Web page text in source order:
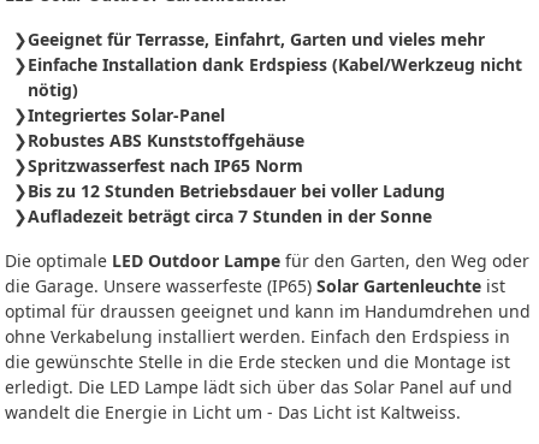
Geeignet für Terrasse, Einfahrt, Garten und vieles mehr
Einfache Installation dank Erdspiess (Kabel/Werkzeug nicht
nötig)
Integriertes Solar-Panel
Robustes ABS Kunststoffgehäuse
Spritzwasserfest nach IP65 Norm
Bis zu 12 Stunden Betriebsdauer bei voller Ladung
Aufladezeit beträgt circa 7 Stunden in der Sonne
Die optimale LED Outdoor Lampe für den Garten, den Weg oder
die Garage. Unsere wasserfeste (IP65) Solar Gartenleuchte ist
optimal für draussen geeignet und kann im Handumdrehen und
ohne Verkabelung installiert werden. Einfach den Erdspiess in
die gewünschte Stelle in die Erde stecken und die Montage ist
erledigt. Die LED Lampe lädt sich über das Solar Panel auf und
wandelt die Energie in Licht um - Das Licht ist Kaltweiss.